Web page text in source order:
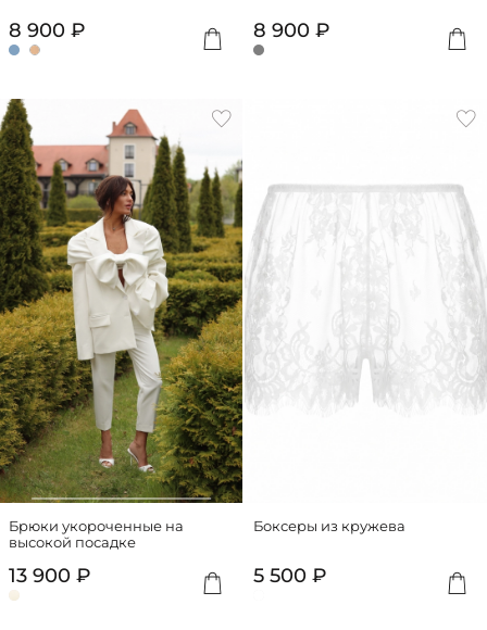
8 900 ₽ 8 900 ₽
Брюки укороченные на
высокой посадке
13 900 ₽
Боксеры из кружева
5 500 ₽